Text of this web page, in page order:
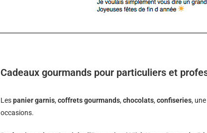
Cadeaux gourmands pour particuliers et
Lespanier garnis,coffrets gourmands,chocolats,confiseries, une
occasions.